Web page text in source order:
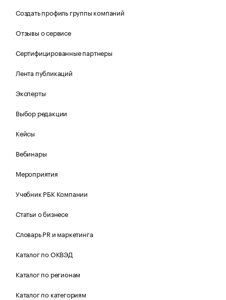
Создать профиль группы компаний
Отзывы о сервисе
Сертифицированные партнеры
Лента публикаций
Эксперты
Выбор редакции
Кейсы
Вебинары
Мероприятия
Учебник РБК Компании
Статьи о бизнесе
Словарь PR и маркетинга
Каталог по ОКВЭД
Каталог по регионам
Каталог по категориям